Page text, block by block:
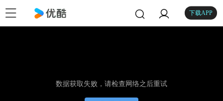
下载APP
数据获取失败，请检查网络之后重试